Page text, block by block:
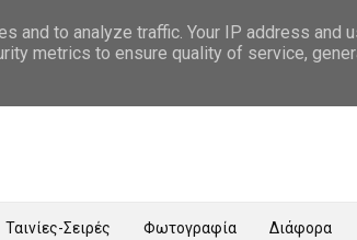
Ταινίες-Σειρές Φωτογραφία Διάφορα
to analyze traffic. Your IP address and
metrics to ensure quality of service,